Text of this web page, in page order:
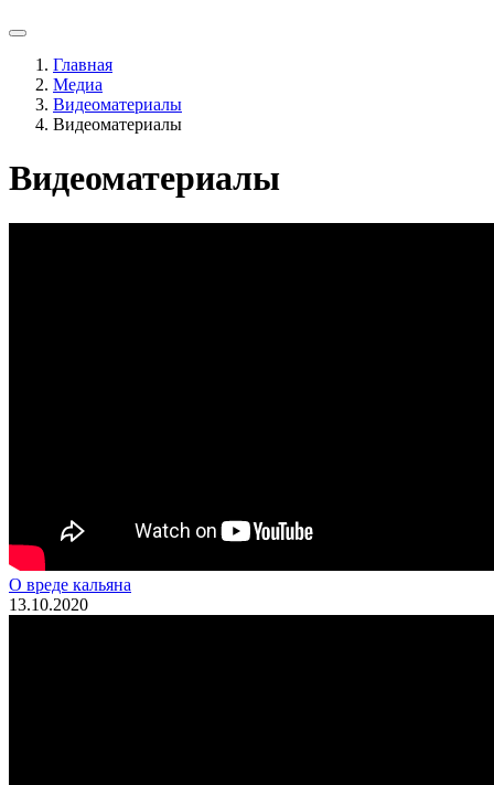
Главная
Медиа
Видеоматериалы
Видеоматериалы
Видеоматериалы
О вреде кальяна
13.10.2020